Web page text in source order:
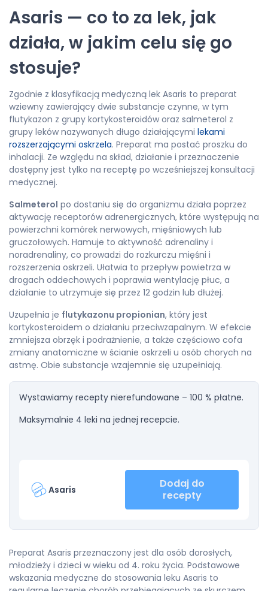
Asaris — co to za lek, jak
działa, w jakim celu się go
stosuje?
Zgodnie z klasyfikacją medyczną lek Asaris to preparat
wziewny zawierający dwie substancje czynne, w tym
flutykazon z grupy kortykosteroidów oraz salmeterol z
grupy leków nazywanych długo działającymi lekami
rozszerzającymi oskrzela. Preparat ma postać proszku do
inhalacji. Ze względu na skład, działanie i przeznaczenie
dostępny jest tylko na receptę po wcześniejszej konsultacji
medycznej.
Salmeterol po dostaniu się do organizmu działa poprzez
aktywację receptorów adrenergicznych, które występują na
powierzchni komórek nerwowych, mięśniowych lub
gruczołowych. Hamuje to aktywność adrenaliny i
noradrenaliny, co prowadzi do rozkurczu mięśni i
rozszerzenia oskrzeli. Ułatwia to przepływ powietrza w
drogach oddechowych i poprawia wentylację płuc, a
działanie to utrzymuje się przez 12 godzin lub dłużej.
Uzupełnia je flutykazonu propionian, który jest
kortykosteroidem o działaniu przeciwzapalnym. W efekcie
zmniejsza obrzęk i podrażnienie, a także częściowo cofa
zmiany anatomiczne w ścianie oskrzeli u osób chorych na
astmę. Obie substancje wzajemnie się uzupełniają.
Wystawiamy recepty nierefundowane – 100 % płatne.
Maksymalnie 4 leki na jednej recepcie.
Asaris
Dodaj do
recepty
Preparat Asaris przeznaczony jest dla osób dorosłych,
młodzieży i dzieci w wieku od 4. roku życia. Podstawowe
wskazania medyczne do stosowania leku Asaris to